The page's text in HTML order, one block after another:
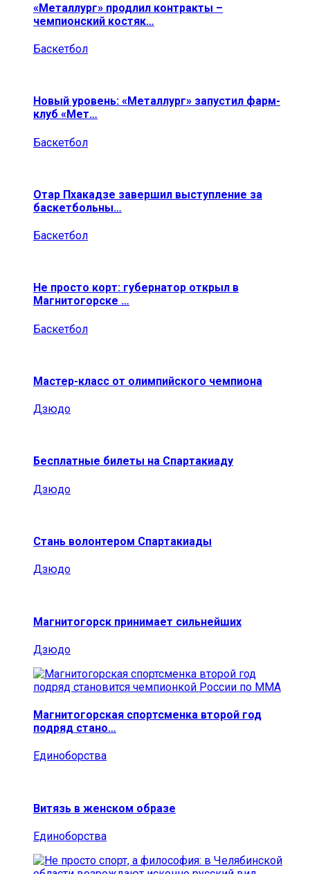
«Металлург» продлил контракты –
чемпионский костяк…
Баскетбол
Новый уровень: «Металлург» запустил фарм-
клуб «Мет…
Баскетбол
Отар Пхакадзе завершил выступление за
баскетбольны…
Баскетбол
Не просто корт: губернатор открыл в
Магнитогорске …
Баскетбол
Мастер-класс от олимпийского чемпиона
Дзюдо
Бесплатные билеты на Спартакиаду
Дзюдо
Стань волонтером Спартакиады
Дзюдо
Магнитогорск принимает сильнейших
Дзюдо
Магнитогорская спортсменка второй год
подряд стано…
Единоборства
Витязь в женском образе
Единоборства